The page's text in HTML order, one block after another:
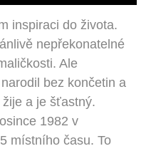
inspiraci do života.
nepřekonatelné
Ale
bez končetin a
a je šťastný.
1982 v
místního času. To